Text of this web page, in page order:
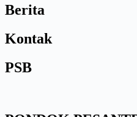
Berita
Kontak
PSB